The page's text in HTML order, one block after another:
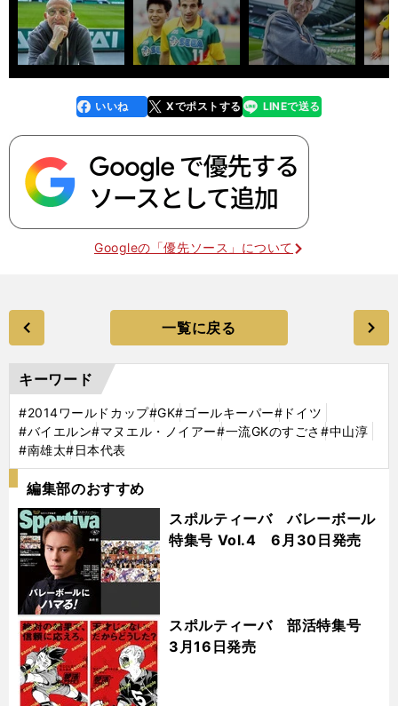
faceboo
k
いいね Xでポストする
line LINEで送る
Googleの「優先ソース」について
一覧に戻る
キーワード
#2014ワールドカップ#GK#ゴールキーパー#ドイツ
#バイエルン#マヌエル・ノイアー#一流GKのすごさ#中山淳
#南雄太#日本代表
編集部のおすすめ
スポルティーバ バレーボール
特集号 Vol.4 6月30日発売
スポルティーバ 部活特集号
3月16日発売